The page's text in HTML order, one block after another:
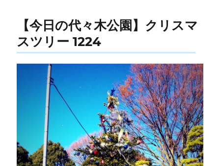
【今日の代々木公園】クリスマ
スツリー 1224